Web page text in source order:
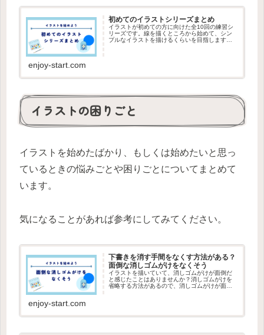
初めてのイラストシリーズまとめ
イラストが初めての方に向けた全10回の練習シ
リーズです。線を描くところから始めて、シン
プルなイラストを描けるくらいを目指します。
enjoy-start.com
イラストの困りごと
イラストを始めたばかり、もしくは始めたいと思っ
ているときの悩みごとや困りごとについてまとめて
います。
気になることがあれば参考にしてみてください。
下書きを消す手間をなくす方法がある？
面倒な消しゴムがけをなくそう
イラストを描いていて、消しゴムがけが面倒だ
と感じたことはありませんか？消しゴムがけを
省略する方法があるので、消しゴムがけが面倒
enjoy-start.com